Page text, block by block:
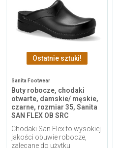
Ostatnie sztuki!
Sanita Footwear
Buty robocze, chodaki
otwarte, damskie/ męskie,
czarne, rozmiar 35, Sanita
SAN FLEX OB SRC
Chodaki San Flex to wysokiej
jakości obuwie robocze,
zalecane do użytku